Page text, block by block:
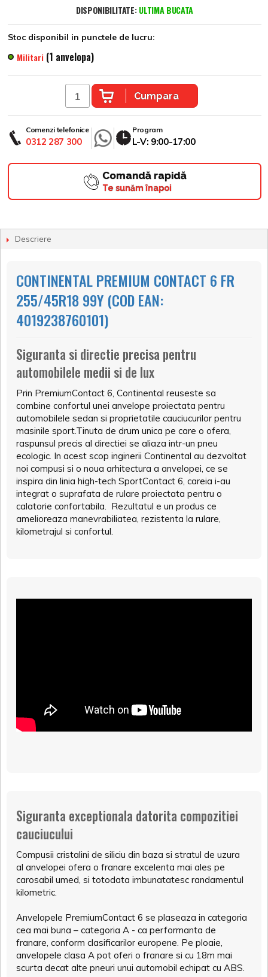
DISPONIBILITATE: ULTIMA BUCATA
Stoc disponibil in punctele de lucru:
Militari (1 anvelopa)
Cumpara
Comenzi telefonice
0312 287 300
Program
L-V: 9:00-17:00
Comandă rapidă
Te sunăm înapoi
Descriere
CONTINENTAL PREMIUM CONTACT 6 FR
255/45R18 99Y (COD EAN:
4019238760101)
Siguranta si directie precisa pentru
automobilele medii si de lux
Prin PremiumContact 6, Continental reuseste sa
combine confortul unei anvelope proiectata pentru
automobilele sedan si proprietatile cauciucurilor pentru
masinile sport.Tinuta de drum unica pe care o ofera,
raspunsul precis al directiei se aliaza intr-un pneu
ecologic. In acest scop inginerii Continental au dezvoltat
noi compusi si o noua arhitectura a anvelopei, ce se
inspira din linia high-tech SportContact 6, careia i-au
integrat o suprafata de rulare proiectata pentru o
calatorie confortabila. Rezultatul e un produs ce
amelioreaza manevrabiliatea, rezistenta la rulare,
kilometrajul si confortul.
Siguranta exceptionala datorita compozitiei
cauciucului
Compusii cristalini de siliciu din baza si stratul de uzura
al anvelopei ofera o franare excelenta mai ales pe
carosabil umed, si totodata imbunatatesc randamentul
kilometric.
Anvelopele PremiumContact 6 se plaseaza in categoria
cea mai buna – categoria A - ca performanta de
franare, conform clasificarilor europene. Pe ploaie,
anvelopele clasa A pot oferi o franare si cu 18m mai
scurta decat alte pneuri unui automobil echipat cu ABS.